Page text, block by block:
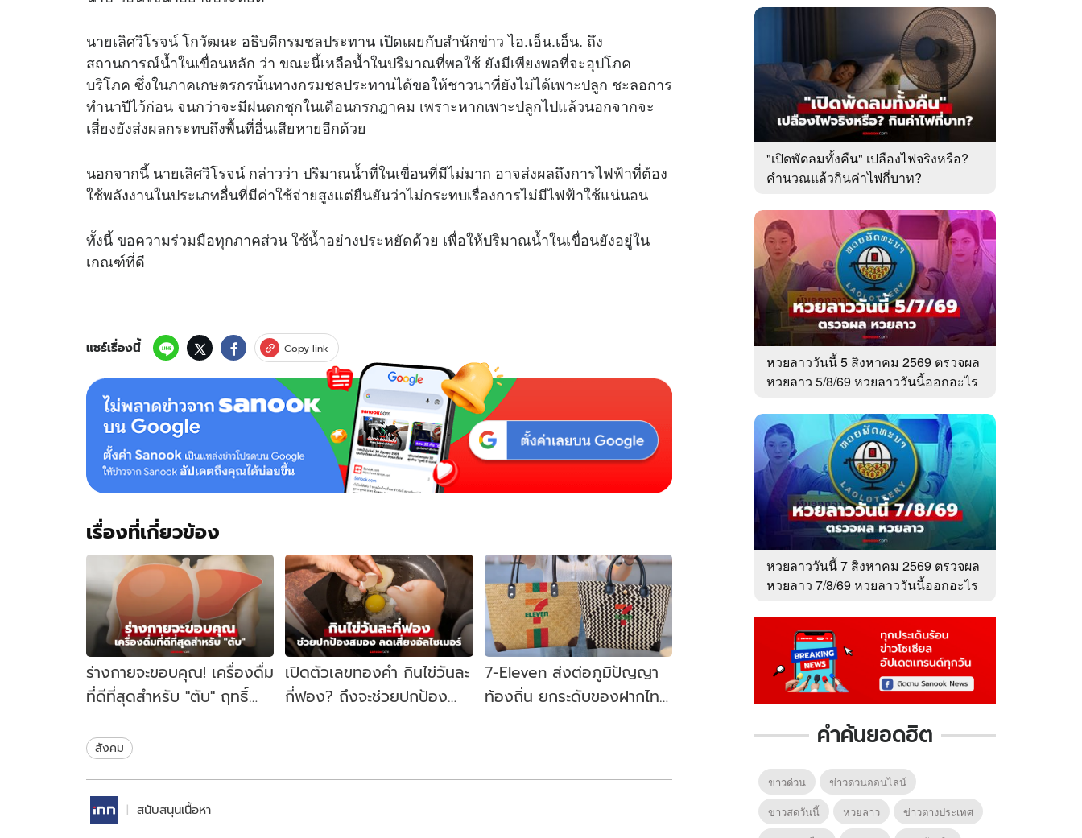
นายเลิศวิโรจน์ โกวัฒนะ อธิบดีกรมชลประทาน เปิดเผยกับสำนักข่าวไอ.เอ็น.เอ็น. ถึง
สถานการณ์น้ำในเขื่อนหลัก ว่า ขณะนี้เหลือน้ำในปริมาณที่พอใช้ ยังมีเพียงพอที่จะอุปโภค
บริโภค ซึ่งในภาคเกษตรกรนั้นทางกรมชลประทานได้ขอให้ชาวนาที่ยังไม่ได้เพาะปลูก ชะลอการ
ทำนาปีไว้ก่อน จนกว่าจะมีฝนตกชุกในเดือนกรกฎาคม เพราะหากเพาะปลูกไปแล้วนอกจากจะ
เสี่ยงยังส่งผลกระทบถึงพื้นที่อื่นเสียหายอีกด้วย
นอกจากนี้ นายเลิศวิโรจน์ กล่าวว่า ปริมาณน้ำที่ในเขื่อนที่มีไม่มาก อาจส่งผลถึงการไฟฟ้าที่ต้อง
ใช้พลังงานในประเภทอื่นที่มีค่าใช้จ่ายสูงแต่ยืนยันว่าไม่กระทบเรื่องการไม่มีไฟฟ้าใช้แน่นอน
ทั้งนี้ ขอความร่วมมือทุกภาคส่วน ใช้น้ำอย่างประหยัดด้วย เพื่อให้ปริมาณน้ำในเขื่อนยังอยู่ใน
เกณฑ์ที่ดี
แชร์เรื่องนี้ Copy link
เรื่องที่เกี่ยวข้อง
ร่างกายจะขอบคุณ! เครื่องดื่ม
ที่ดีที่สุดสำหรับ "ตับ" ฤทธิ์
เซลล์
เปิดตัวเลขทองคำ กินไข่วันละ
กี่ฟอง? ถึงจะช่วยปกป้อง
7-Eleven ส่งต่อภูมิปัญญา
ท้องถิ่น ยกระดับของฝากไทย
สังคม
สนับสนุนเนื้อหา
"เปิดพัดลมทั้งคืน" เปลืองไฟจริงหรือ?
คำนวณแล้วกินค่าไฟกี่บาท?
หวยลาววันนี้ 5 สิงหาคม 2569 ตรวจผล
หวยลาว 5/8/69 หวยลาววันนี้ออกอะไร
หวยลาววันนี้ 7 สิงหาคม 2569 ตรวจผล
หวยลาว 7/8/69 หวยลาววันนี้ออกอะไร
คำค้นยอดฮิต
ข่าวด่วน
ข่าวด่วนออนไลน์
ข่าวสดวันนี้
หวยลาว
ข่าวต่างประเทศ